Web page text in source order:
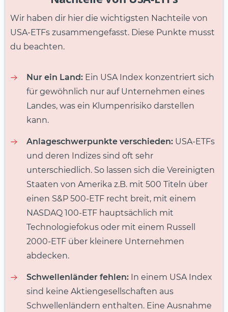
Wir haben dir hier die wichtigsten Nachteile von
USA-ETFs zusammengefasst. Diese Punkte musst
du beachten.
Nur ein Land: Ein USA Index konzentriert sich
für gewöhnlich nur auf Unternehmen eines
Landes, was ein Klumpenrisiko darstellen
kann.
Anlageschwerpunkte verschieden: USA-ETFs
und deren Indizes sind oft sehr
unterschiedlich. So lassen sich die Vereinigten
Staaten von Amerika z.B. mit 500 Titeln über
einen S&P 500-ETF recht breit, mit einem
NASDAQ 100-ETF hauptsächlich mit
Technologiefokus oder mit einem Russell
2000-ETF über kleinere Unternehmen
abdecken.
Schwellenländer fehlen: In einem USA Index
sind keine Aktiengesellschaften aus
Schwellenländern enthalten. Eine Ausnahme